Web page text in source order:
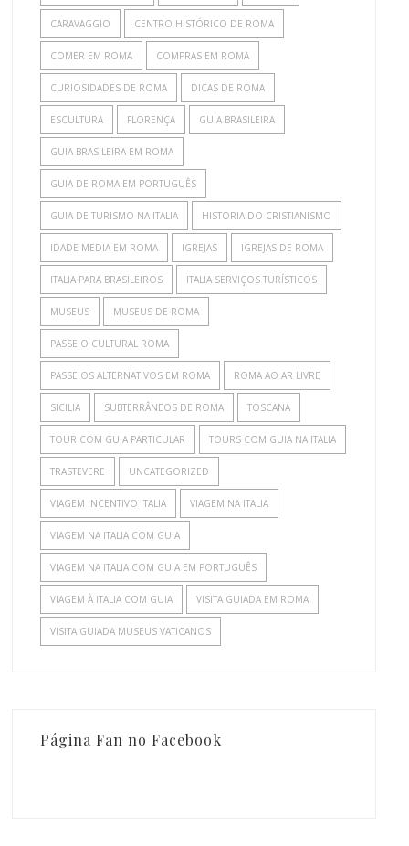
CARAVAGGIO CENTRO HISTÓRICO DE ROMA
COMER EM ROMA COMPRAS EM ROMA
CURIOSIDADES DE ROMA DICAS DE ROMA
ESCULTURA FLORENÇA GUIA BRASILEIRA
GUIA BRASILEIRA EM ROMA
GUIA DE ROMA EM PORTUGUÊS
GUIA DE TURISMO NA ITALIA HISTORIA DO CRISTIANISMO
IDADE MEDIA EM ROMA IGREJAS IGREJAS DE ROMA
ITALIA PARA BRASILEIROS ITALIA SERVIÇOS TURÍSTICOS
MUSEUS MUSEUS DE ROMA
PASSEIO CULTURAL ROMA
PASSEIOS ALTERNATIVOS EM ROMA ROMA AO AR LIVRE
SICILIA SUBTERRÂNEOS DE ROMA TOSCANA
TOUR COM GUIA PARTICULAR TOURS COM GUIA NA ITALIA
TRASTEVERE UNCATEGORIZED
VIAGEM INCENTIVO ITALIA VIAGEM NA ITALIA
VIAGEM NA ITALIA COM GUIA
VIAGEM NA ITALIA COM GUIA EM PORTUGUÊS
VIAGEM À ITALIA COM GUIA VISITA GUIADA EM ROMA
VISITA GUIADA MUSEUS VATICANOS
Página Fan no Facebook